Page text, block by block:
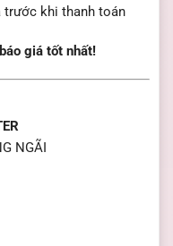
khi thanh toán
giá tốt nhất!
NGÃI